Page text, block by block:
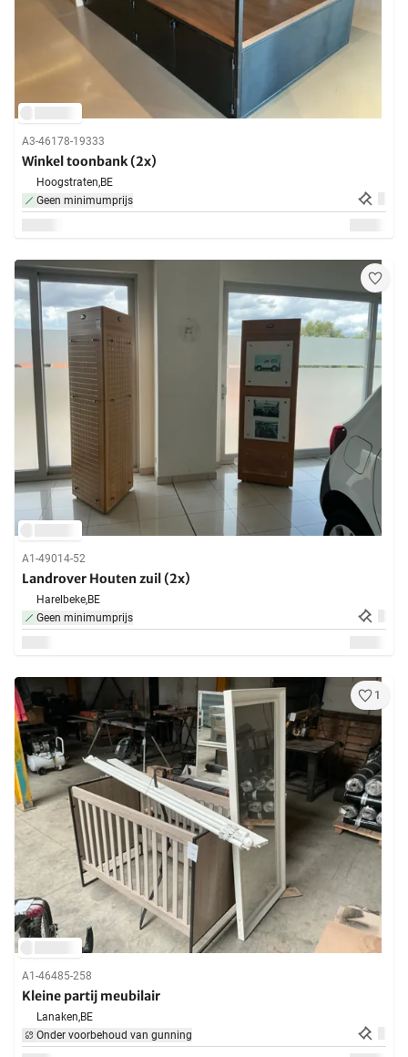
A3-46178-19333
Winkel toonbank (2x)
Hoogstraten,BE
Geen minimumprijs
A1-49014-52
Landrover Houten zuil (2x)
Harelbeke,BE
Geen minimumprijs
1
A1-46485-258
Kleine partij meubilair
Lanaken,BE
Onder voorbehoud van gunning